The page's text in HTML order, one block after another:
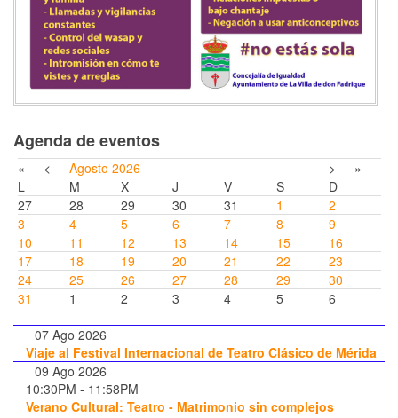
Agenda de eventos
« < Agosto 2026 >
»
L
M X J V S
D
27
28 29 30 31 1
2
3
4 5 6 7 8
9
10
11 12 13 14 15
16
17
18 19 20 21 22
23
24
25 26 27 28 29
30
31
1 2 3 4 5 6
07 Ago 2026
Viaje al Festival Internacional de Teatro Clásico de Mérida
09 Ago 2026
10:30PM - 11:58PM
Verano Cultural: Teatro - Matrimonio sin complejos